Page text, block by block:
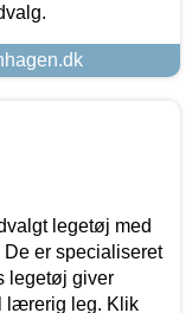
legetøj med
er specialiseret
legetøj giver
lærerig leg. Klik